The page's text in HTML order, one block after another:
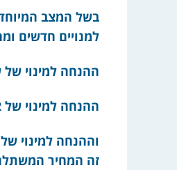
בשל המצב
למנויים חדשים
ההנחה למינוי של ששה חודשים
ההנחה למינוי של 12 חודשים היא של 12%, כלומר 394 ש”ח במקום 448;
זה המחיר